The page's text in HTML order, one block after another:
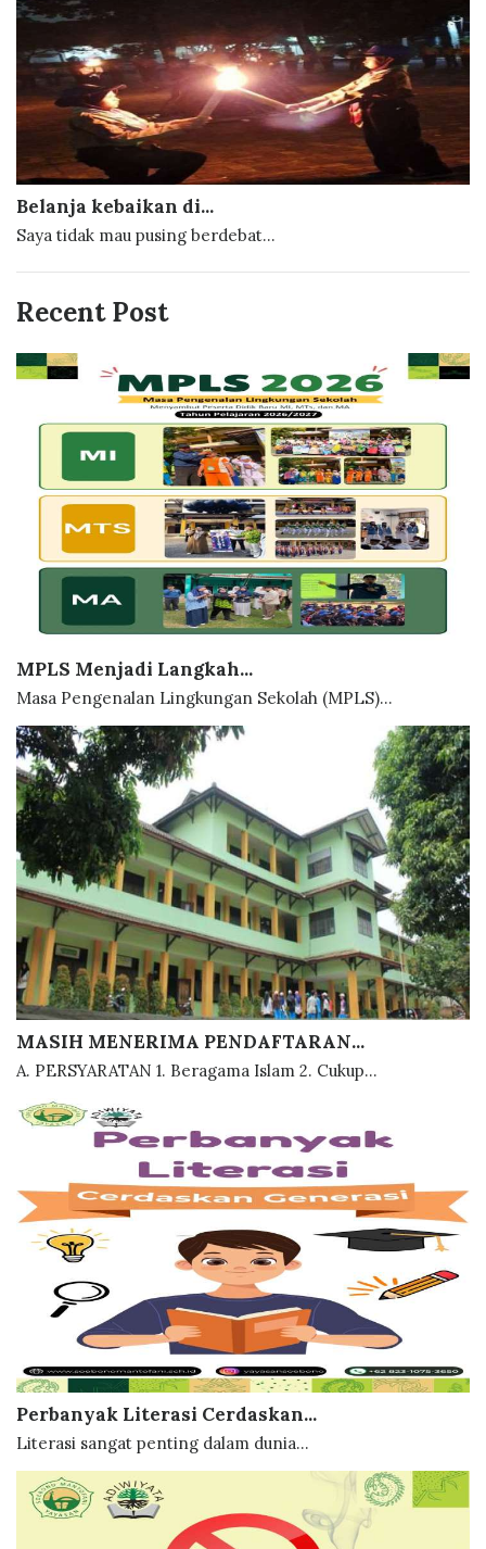
Belanja kebaikan di...
Saya tidak mau pusing berdebat...
Recent Post
MPLS Menjadi Langkah...
Masa Pengenalan Lingkungan Sekolah (MPLS)...
MASIH MENERIMA PENDAFTARAN...
A. PERSYARATAN 1. Beragama Islam 2. Cukup...
Perbanyak Literasi Cerdaskan...
Literasi sangat penting dalam dunia...